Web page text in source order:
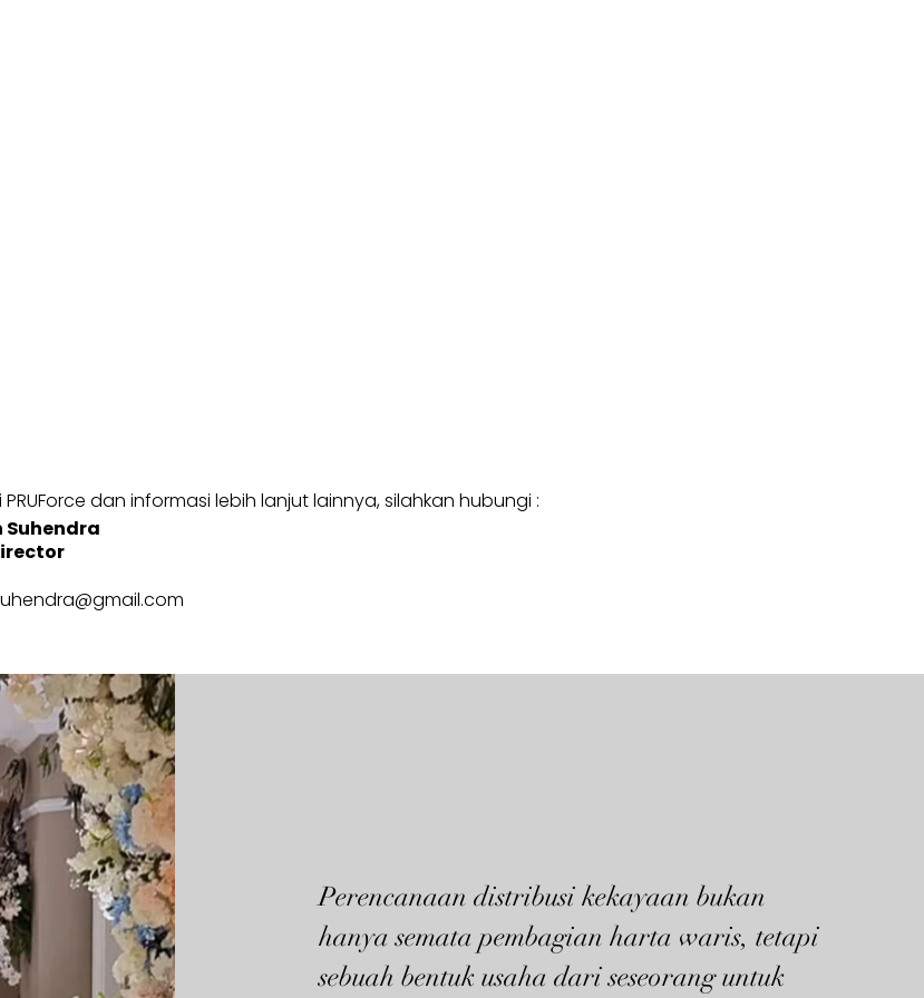
dan informasi lebih lanjut lainnya, silahkan hubungi :
Suhendra
Perencanaan distribusi kekayaan bukan
hanya semata pembagian harta waris, tetapi
sebuah bentuk usaha dari seseorang untuk